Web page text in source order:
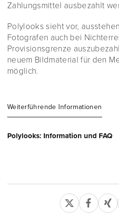
Zahlungsmittel ausbezahlt
Polylooks sieht vor,
Fotografen auch bei
Provisionsgrenze
neuem Bildmaterial für den
möglich.
Weiterführende Informationen
Polylooks: Information und FAQ